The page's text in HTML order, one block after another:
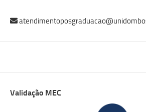
Validação MEC